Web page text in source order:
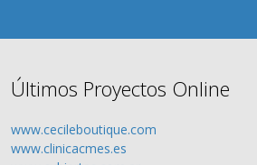
Últimos Proyectos Online
www.cecileboutique.com
www.clinicacmes.es